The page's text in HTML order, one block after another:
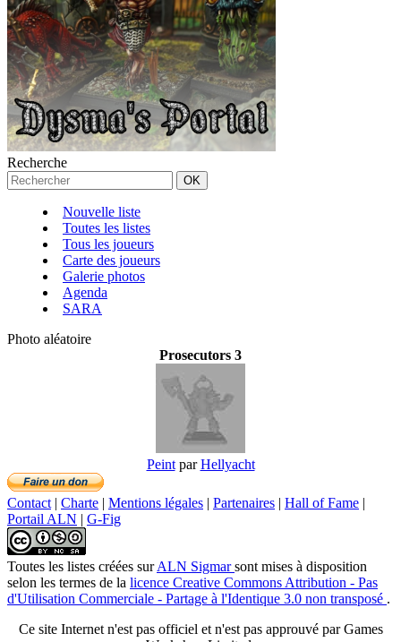
Recherche
Nouvelle liste
Toutes les listes
Tous les joueurs
Carte des joueurs
Galerie photos
Agenda
SARA
Photo aléatoire
Prosecutors 3
PeintparHellyacht
Contact | Charte | Mentions légales | Partenaires | Hall of Fame |
Portail ALN | G-Fig
Toutes les listes créées surALN Sigmarsont mises à disposition
selon les termes de la licence Creative Commons Attribution - Pas
d'Utilisation Commerciale - Partage à l'Identique 3.0 non transposé .
Ce site Internet n'est pas officiel et n'est pas approuvé par Games